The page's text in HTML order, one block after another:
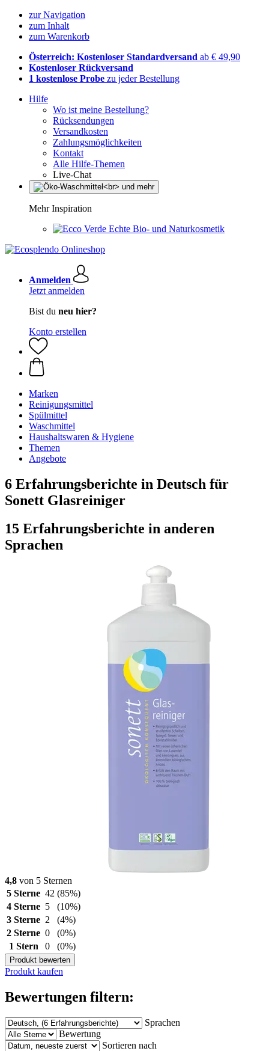
zur Navigation
zum Inhalt
zum Warenkorb
Österreich: Kostenloser Standardversand ab € 49,90
Kostenloser Rückversand
1 kostenlose Probe zu jeder Bestellung
Hilfe
Wo ist meine Bestellung?
Rücksendungen
Versandkosten
Zahlungsmöglichkeiten
Kontakt
Alle Hilfe-Themen
Live-Chat
Mehr Inspiration
Echte Bio- und Naturkosmetik
Anmelden
Jetzt anmelden
Bist du neu hier?
Konto erstellen
Marken
Reinigungsmittel
Spülmittel
Waschmittel
Haushaltswaren & Hygiene
Themen
Angebote
6 Erfahrungsberichte in Deutsch für
Sonett Glasreiniger
15 Erfahrungsberichte in anderen
Sprachen
4,8 von 5 Sternen
5 Sterne 42 (85%)
4 Sterne 5
(10%)
3 Sterne 2
(4%)
2 Sterne 0
(0%)
1 Stern
0 (0%)
Produkt bewerten
Produkt kaufen
Bewertungen filtern:
Sprachen
Bewertung
Sortieren nach